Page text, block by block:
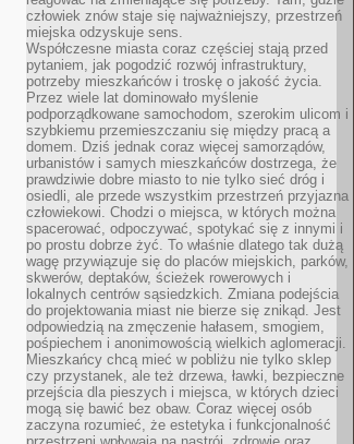
człowiek znów staje się najważniejszy, przestrzeń
miejska odzyskuje sens.
Współczesne miasta coraz częściej stają przed
pytaniem, jak pogodzić rozwój infrastruktury,
potrzeby mieszkańców i troskę o jakość życia.
Przez wiele lat dominowało myślenie
podporządkowane samochodom, szerokim ulicom i
szybkiemu przemieszczaniu się między pracą a
domem. Dziś jednak coraz więcej samorządów,
urbanistów i samych mieszkańców dostrzega, że
prawdziwie dobre miasto to nie tylko sieć dróg i
osiedli, ale przede wszystkim przestrzeń przyjazna
człowiekowi. Chodzi o miejsca, w których można
spacerować, odpoczywać, spotykać się z innymi i
po prostu dobrze żyć. To właśnie dlatego tak dużą
wagę przywiązuje się do placów miejskich, parków,
skwerów, deptaków, ścieżek rowerowych i
lokalnych centrów sąsiedzkich. Zmiana podejścia
do projektowania miast nie bierze się znikąd. Jest
odpowiedzią na zmęczenie hałasem, smogiem,
pośpiechem i anonimowością wielkich aglomeracji.
Mieszkańcy chcą mieć w pobliżu nie tylko sklep
czy przystanek, ale też drzewa, ławki, bezpieczne
przejścia dla pieszych i miejsca, w których dzieci
mogą się bawić bez obaw. Coraz więcej osób
zaczyna rozumieć, że estetyka i funkcjonalność